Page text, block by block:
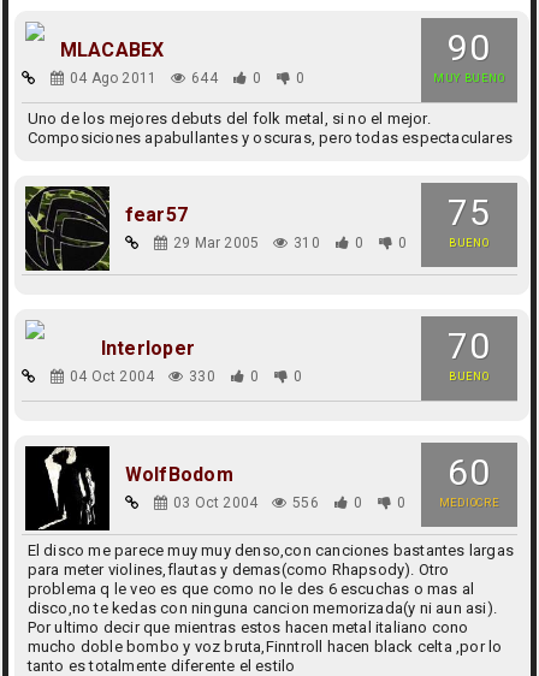
90
MUY BUENO
MLACABEX
04 Ago 2011 644 0 0
Uno de los mejores debuts del folk metal, si no el mejor.
Composiciones apabullantes y oscuras, pero todas espectaculares
75
BUENO
fear57
29 Mar 2005 310 0 0
70
BUENO
Interloper
04 Oct 2004 330 0 0
60
MEDIOCRE
WolfBodom
03 Oct 2004 556 0 0
El disco me parece muy muy denso,con canciones bastantes largas
para meter violines,flautas y demas(como Rhapsody). Otro
problema q le veo es que como no le des 6 escuchas o mas al
disco,no te kedas con ninguna cancion memorizada(y ni aun asi).
Por ultimo decir que mientras estos hacen metal italiano cono
mucho doble bombo y voz bruta,Finntroll hacen black celta ,por lo
tanto es totalmente diferente el estilo